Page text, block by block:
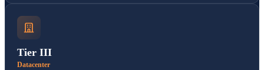
Tier III
Datacenter